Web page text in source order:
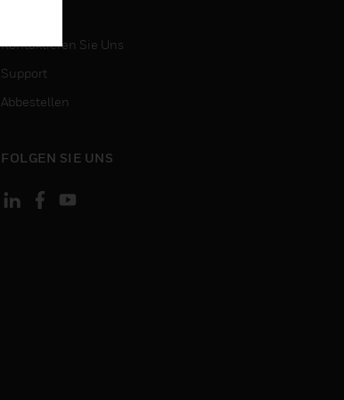
Kontaktieren Sie Uns
Support
Abbestellen
FOLGEN SIE UNS